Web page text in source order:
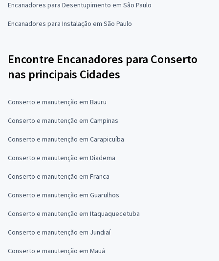
Encanadores para Desentupimento em São Paulo
Encanadores para Instalação em São Paulo
Encontre Encanadores para Conserto
nas principais Cidades
Conserto e manutenção em Bauru
Conserto e manutenção em Campinas
Conserto e manutenção em Carapicuíba
Conserto e manutenção em Diadema
Conserto e manutenção em Franca
Conserto e manutenção em Guarulhos
Conserto e manutenção em Itaquaquecetuba
Conserto e manutenção em Jundiaí
Conserto e manutenção em Mauá